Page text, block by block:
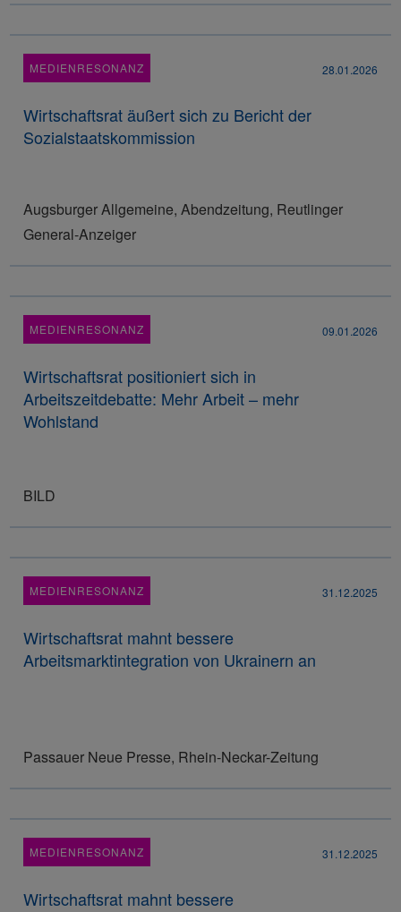
MEDIENRESONANZ 28.01.2026
Wirtschaftsrat äußert sich zu Bericht der
Sozialstaatskommission
Augsburger Allgemeine, Abendzeitung, Reutlinger
General-Anzeiger
MEDIENRESONANZ 09.01.2026
Wirtschaftsrat positioniert sich in
Arbeitszeitdebatte: Mehr Arbeit – mehr
Wohlstand
BILD
MEDIENRESONANZ 31.12.2025
Wirtschaftsrat mahnt bessere
Arbeitsmarktintegration von Ukrainern an
Passauer Neue Presse, Rhein-Neckar-Zeitung
MEDIENRESONANZ 31.12.2025
Wirtschaftsrat mahnt bessere